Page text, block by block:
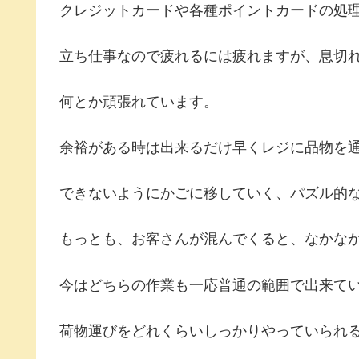
クレジットカードや各種ポイントカードの処
立ち仕事なので疲れるには疲れますが、息切
何とか頑張れています。
余裕がある時は出来るだけ早くレジに品物を
できないようにかごに移していく、パズル的
もっとも、お客さんが混んでくると、なか
今はどちらの作業も一応普通の範囲で出来て
荷物運びをどれくらいしっかりやっていられ